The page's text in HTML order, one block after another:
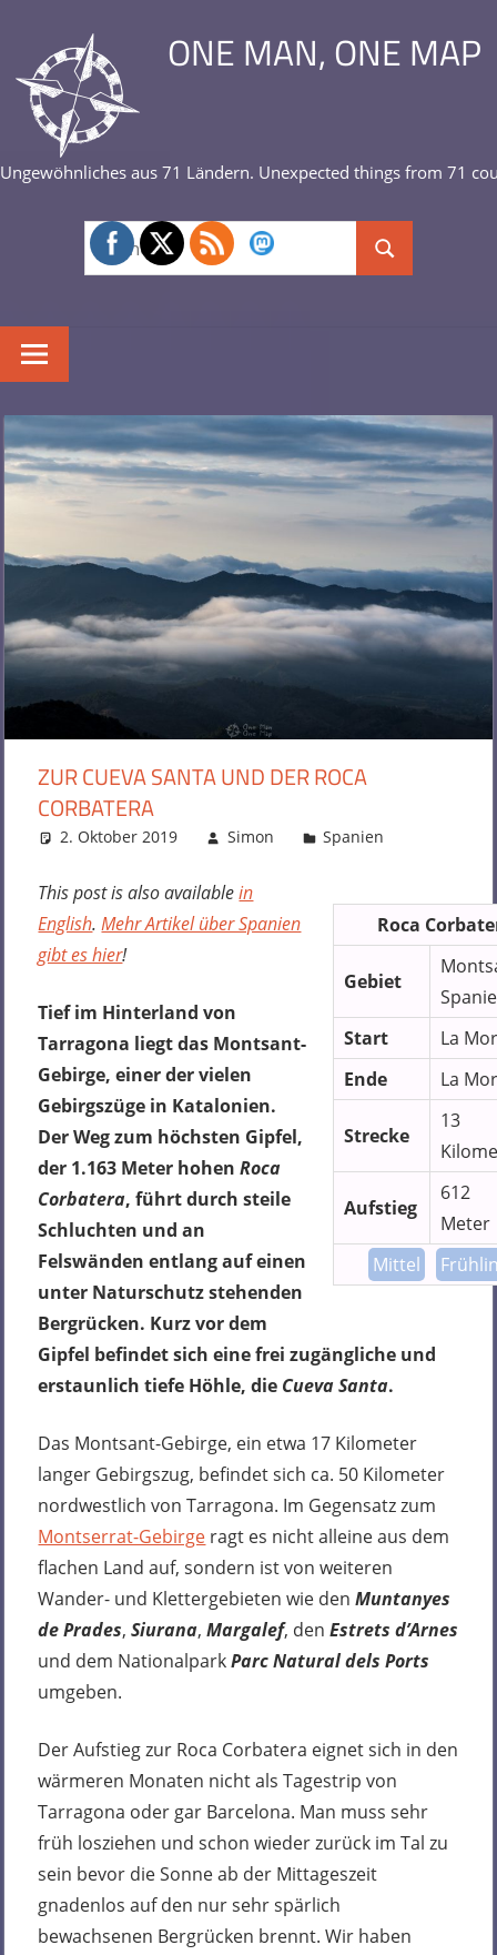
Inhalt
springen
ONE MAN, ONE MAP
Ungewöhnliches aus 71 Ländern. Unexpected things from 71
Suchen
nach:
Suchen
ZUR CUEVA SANTA UND DER ROCA
CORBATERA
2. Oktober 2019 Simon
Spanien
Roca
Gebiet
Start
La
Ende
La
Strecke
13
Aufstieg
612
Meter
Mittel
This post is also availablein
English.Mehr Artikel über Spanien
gibt es hier!
Tief im Hinterland von
Tarragona liegt das Montsant-
Gebirge, einer der vielen
Gebirgszüge in Katalonien.
Der Weg zum höchsten Gipfel,
der 1.163 Meter hohenRoca
Corbatera, führt durch steile
Schluchten und an
Felswänden entlang auf einen
unter Naturschutz stehenden
Bergrücken. Kurz vor dem
Gipfel befindet sich eine frei zugängliche und
erstaunlich tiefe Höhle, die Cueva Santa.
Das Montsant-Gebirge, ein etwa 17 Kilometer
langer Gebirgszug, befindet sich ca. 50 Kilometer
nordwestlich von Tarragona. Im Gegensatz zum
Montserrat-Gebirge ragt es nicht alleine aus dem
flachen Land auf, sondern ist von weiteren
Wander- und Klettergebieten wie denMuntanyes
de Prades,Siurana,Margalef, denEstrets d’Arnes
und dem NationalparkParc Natural dels Ports
umgeben.
Der Aufstieg zur Roca Corbatera eignet sich in den
wärmeren Monaten nicht als Tagestrip von
Tarragona oder gar Barcelona. Man muss sehr
früh losziehen und schon wieder zurück im Tal zu
sein bevor die Sonne ab der Mittageszeit
gnadenlos auf den nur sehr spärlich
bewachsenen Bergrücken brennt. Wir haben